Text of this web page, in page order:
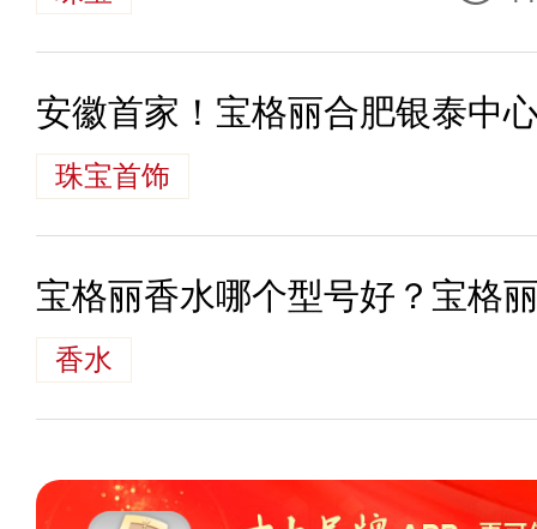
安徽首家！宝格丽合肥银泰中
珠宝首饰
宝格丽香水哪个型号好？宝格
香水